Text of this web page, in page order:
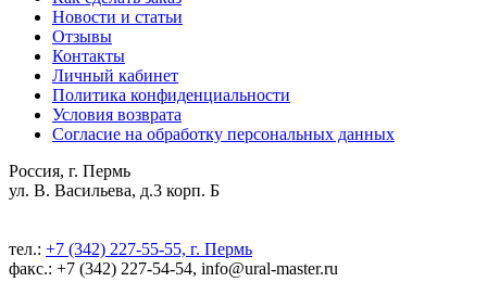
Новости и статьи
Отзывы
Контакты
Личный кабинет
Политика конфиденциальности
Условия возврата
Согласие на обработку персональных данных
Россия, г. Пермь
ул. В. Васильева, д.3 корп. Б
тел.: +7 (342) 227-55-55, г. Пермь
факс.: +7 (342) 227-54-54, info@ural-master.ru